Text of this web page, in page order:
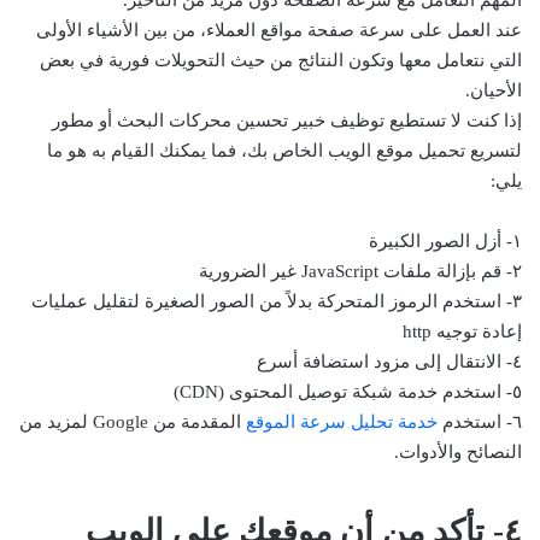
عند العمل على سرعة صفحة مواقع العملاء، من بين الأشياء الأولى
التي نتعامل معها وتكون النتائج من حيث التحويلات فورية في بعض
الأحيان.
إذا كنت لا تستطيع توظيف خبير تحسين محركات البحث أو مطور
لتسريع تحميل موقع الويب الخاص بك، فما يمكنك القيام به هو ما
يلي:
١- أزل الصور الكبيرة
٢- قم بإزالة ملفات JavaScript غير الضرورية
٣- استخدم الرموز المتحركة بدلاً من الصور الصغيرة لتقليل عمليات
إعادة توجيه http
٤- الانتقال إلى مزود استضافة أسرع
٥- استخدم خدمة شبكة توصيل المحتوى (CDN)
٦- استخدم
خدمة تحليل سرعة الموقع
المقدمة من Google لمزيد من
النصائح والأدوات.
٤- تأكد من أن موقعك على الويب